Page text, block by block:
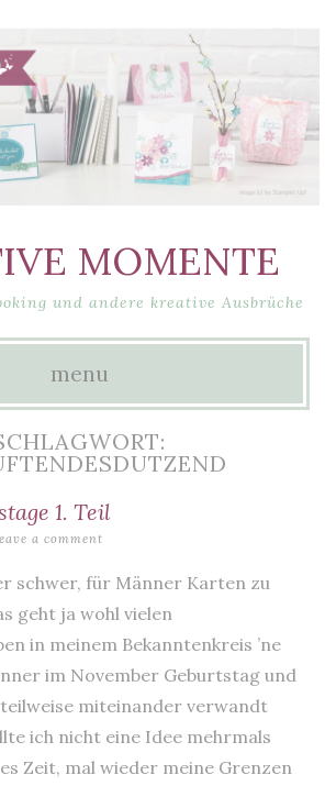
MOMENTE
und andere kreative Ausbrüche
menu
1. Teil
a comment
schwer, für Männer Karten zu
geht ja wohl vielen
in meinem Bekanntenkreis ’ne
im November Geburtstag und
miteinander verwandt
ich nicht eine Idee mehrmals
Zeit, mal wieder meine Grenzen